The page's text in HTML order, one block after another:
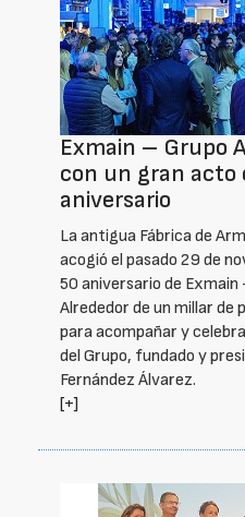
Exmain – Grupo
con un gran acto
aniversario
La antigua Fábrica de
acogió el pasado 29 de
50 aniversario de Exmain
Alrededor de un millar de
para acompañar y
del Grupo, fundado y
Fernández Álvarez.
[+]